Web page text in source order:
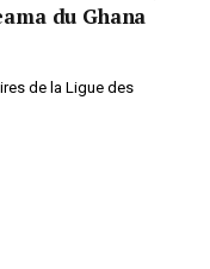
du Ghana
de la Ligue des